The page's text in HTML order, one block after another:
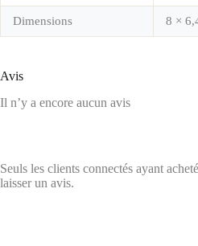
Dimensions 8 ×
Avis
Il n’y a encore aucun avis
Seuls les clients connectés ayant
laisser un avis.